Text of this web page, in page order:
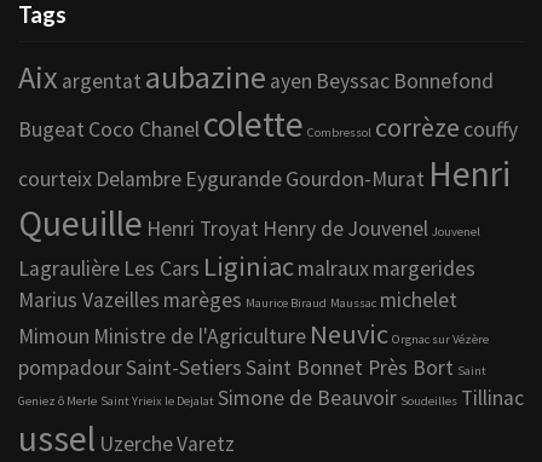
Tags
Aix argentat aubazine ayen Beyssac Bonnefond
Bugeat Coco Chanelcolette Combressol corrèze couffy
courteix Delambre EygurandeGourdon-Murat Henri
Queuille Henri Troyat Henry de Jouvenel Jouvenel
Lagraulière Les Cars Liginiacmalrauxmargerides
Marius Vazeilles marèges Maurice Biraud Maussac michelet
Mimoun Ministre de l'Agriculture Neuvic Orgnac sur Vézère
pompadourSaint-SetiersSaint Bonnet Près Bort Saint
Geniez ô Merle Saint Yrieix le Dejalat Simone de Beauvoir Soudeilles Tillinac
ussel UzercheVaretz